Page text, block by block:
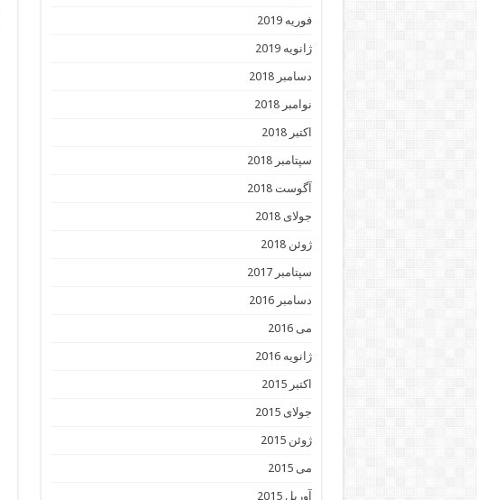
فوریه 2019
ژانویه 2019
دسامبر 2018
نوامبر 2018
اکتبر 2018
سپتامبر 2018
آگوست 2018
جولای 2018
ژوئن 2018
سپتامبر 2017
دسامبر 2016
می 2016
ژانویه 2016
اکتبر 2015
جولای 2015
ژوئن 2015
می 2015
آوریل 2015